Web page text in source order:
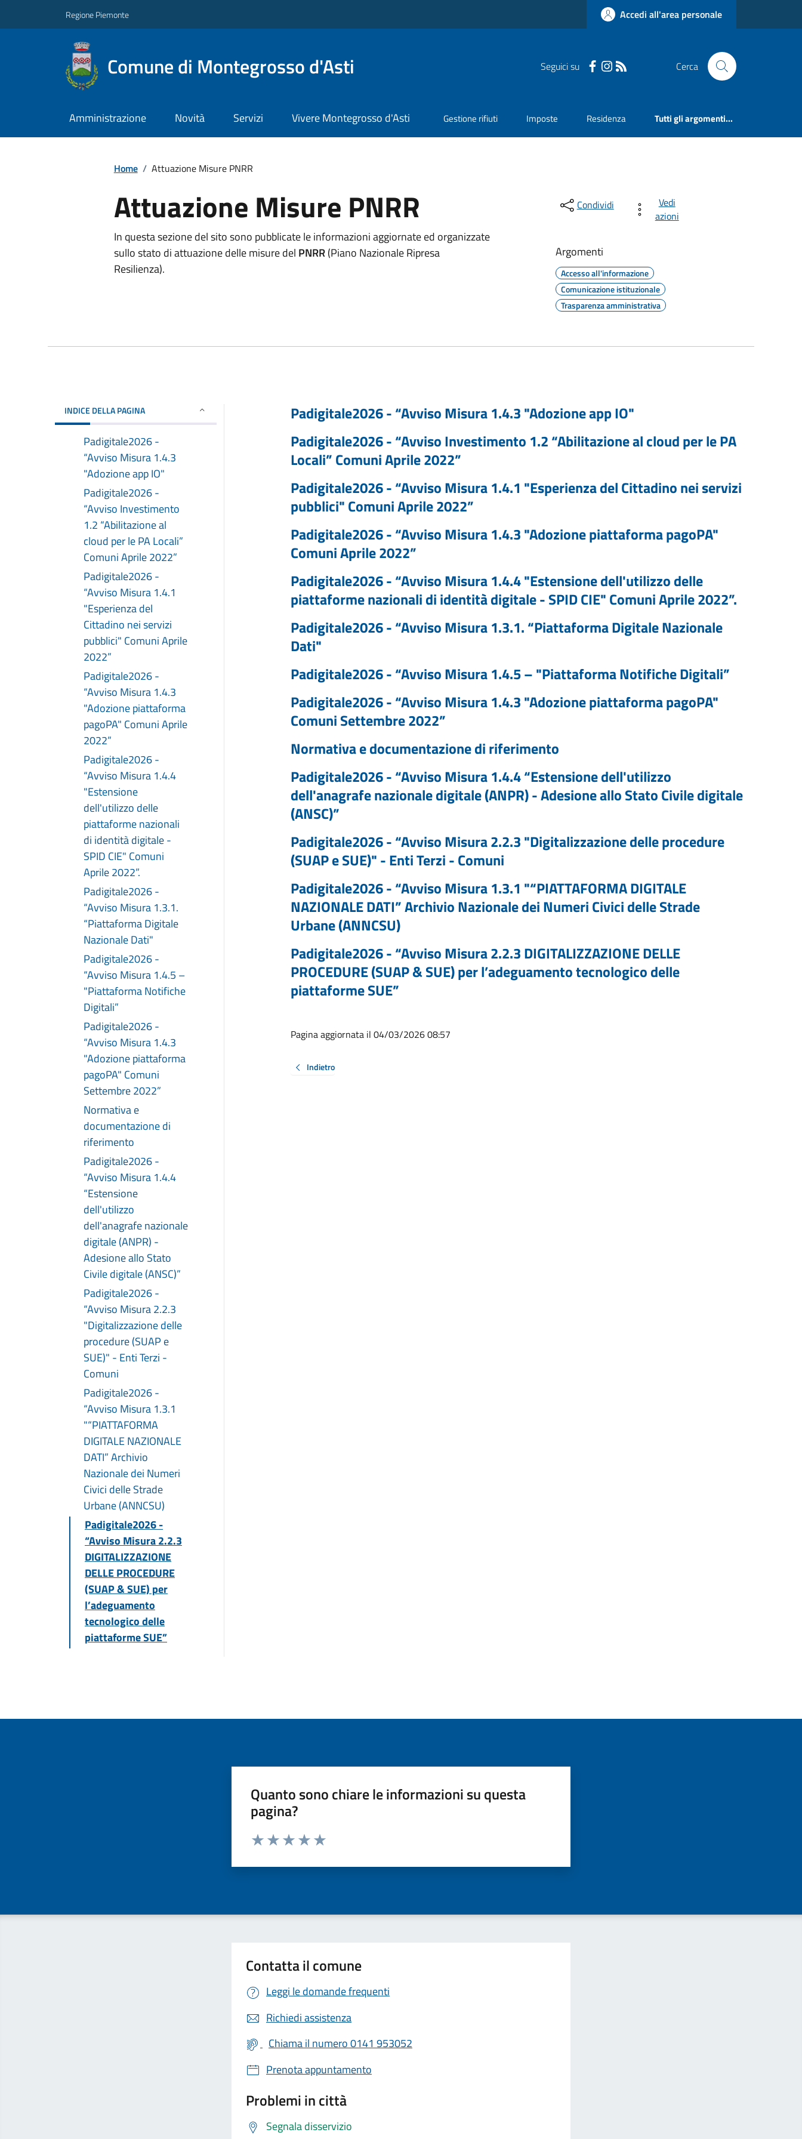
Regione Piemonte Accedi all'area personale
Comune di Montegrosso d'Asti Seguici su Cerca
Amministrazione Novità Servizi Vivere Montegrosso d'Asti Gestione rifiuti Imposte Residenza Tutti gli argomenti...
Home / Attuazione Misure PNRR
Attuazione Misure PNRR
In questa sezione del sito sono pubblicate le informazioni aggiornate ed organizzate
sullo stato di attuazione delle misure del PNRR(Piano Nazionale Ripresa
Resilienza).
Condividi
Vedi
azioni
Argomenti
Accesso all'informazione
Comunicazione istituzionale
Trasparenza amministrativa
INDICE DELLA PAGINA
Padigitale2026 -
“Avviso Misura 1.4.3
"Adozione app IO"
Padigitale2026 -
“Avviso Investimento
1.2 “Abilitazione al
cloud per le PA Locali”
Comuni Aprile 2022”
Padigitale2026 -
“Avviso Misura 1.4.1
"Esperienza del
Cittadino nei servizi
pubblici" Comuni Aprile
2022”
Padigitale2026 -
“Avviso Misura 1.4.3
"Adozione piattaforma
pagoPA" Comuni Aprile
2022”
Padigitale2026 -
“Avviso Misura 1.4.4
"Estensione
dell'utilizzo delle
piattaforme nazionali
di identità digitale -
SPID CIE" Comuni
Aprile 2022”.
Padigitale2026 -
“Avviso Misura 1.3.1.
“Piattaforma Digitale
Nazionale Dati"
Padigitale2026 -
“Avviso Misura 1.4.5 –
"Piattaforma Notifiche
Digitali”
Padigitale2026 -
“Avviso Misura 1.4.3
"Adozione piattaforma
pagoPA" Comuni
Settembre 2022”
Normativa e
documentazione di
riferimento
Padigitale2026 -
“Avviso Misura 1.4.4
“Estensione
dell'utilizzo
dell'anagrafe nazionale
digitale (ANPR) -
Adesione allo Stato
Civile digitale (ANSC)”
Padigitale2026 -
“Avviso Misura 2.2.3
"Digitalizzazione delle
procedure (SUAP e
SUE)" - Enti Terzi -
Comuni
Padigitale2026 -
“Avviso Misura 1.3.1
"“PIATTAFORMA
DIGITALE NAZIONALE
DATI” Archivio
Nazionale dei Numeri
Civici delle Strade
Urbane (ANNCSU)
Padigitale2026 -
“Avviso Misura 2.2.3
DIGITALIZZAZIONE
DELLE PROCEDURE
(SUAP & SUE) per
l’adeguamento
tecnologico delle
piattaforme SUE”
Padigitale2026 - “Avviso Misura 1.4.3 "Adozione app IO"
Padigitale2026 - “Avviso Investimento 1.2 “Abilitazione al cloud per le PA
Locali” Comuni Aprile 2022”
Padigitale2026 - “Avviso Misura 1.4.1 "Esperienza del Cittadino nei servizi
pubblici" Comuni Aprile 2022”
Padigitale2026 - “Avviso Misura 1.4.3 "Adozione piattaforma pagoPA"
Comuni Aprile 2022”
Padigitale2026 - “Avviso Misura 1.4.4 "Estensione dell'utilizzo delle
piattaforme nazionali di identità digitale - SPID CIE" Comuni Aprile 2022”.
Padigitale2026 - “Avviso Misura 1.3.1. “Piattaforma Digitale Nazionale
Dati"
Padigitale2026 - “Avviso Misura 1.4.5 – "Piattaforma Notifiche Digitali”
Padigitale2026 - “Avviso Misura 1.4.3 "Adozione piattaforma pagoPA"
Comuni Settembre 2022”
Normativa e documentazione di riferimento
Padigitale2026 - “Avviso Misura 1.4.4 “Estensione dell'utilizzo
dell'anagrafe nazionale digitale (ANPR) - Adesione allo Stato Civile digitale
(ANSC)”
Padigitale2026 - “Avviso Misura 2.2.3 "Digitalizzazione delle procedure
(SUAP e SUE)" - Enti Terzi - Comuni
Padigitale2026 - “Avviso Misura 1.3.1 "“PIATTAFORMA DIGITALE
NAZIONALE DATI” Archivio Nazionale dei Numeri Civici delle Strade
Urbane (ANNCSU)
Padigitale2026 - “Avviso Misura 2.2.3 DIGITALIZZAZIONE DELLE
PROCEDURE (SUAP & SUE) per l’adeguamento tecnologico delle
piattaforme SUE”
Pagina aggiornata il 04/03/2026 08:57
Indietro
Quanto sono chiare le informazioni su questa
pagina?
Valuta da 1 a 5 stelle la pagina
Contatta il comune
Leggi le domande frequenti
Richiedi assistenza
Chiama il numero 0141 953052
Prenota appuntamento
Problemi in città
Segnala disservizio